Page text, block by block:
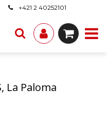
+421 2 40252101
La Paloma